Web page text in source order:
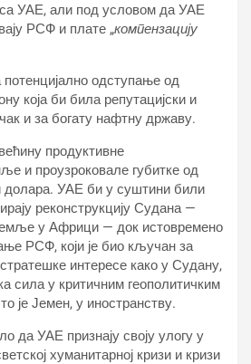
са УАЕ, али под условом да УАЕ
РСФ и плате „компензацију
одступање од
која би била репутацијски и
и за богату нафтну државу.
продуктивне
и проузроковале губитке од
долара. УАЕ би у суштини били
реконструкцију Судана —
у Африци — док истовремено
РСФ, који је био кључан за
интересе како у Судану,
сила у критичним геополитичким
је Јемен, у иностранству.
да УАЕ признају своју улогу у
хуманитарној кризи и кризи